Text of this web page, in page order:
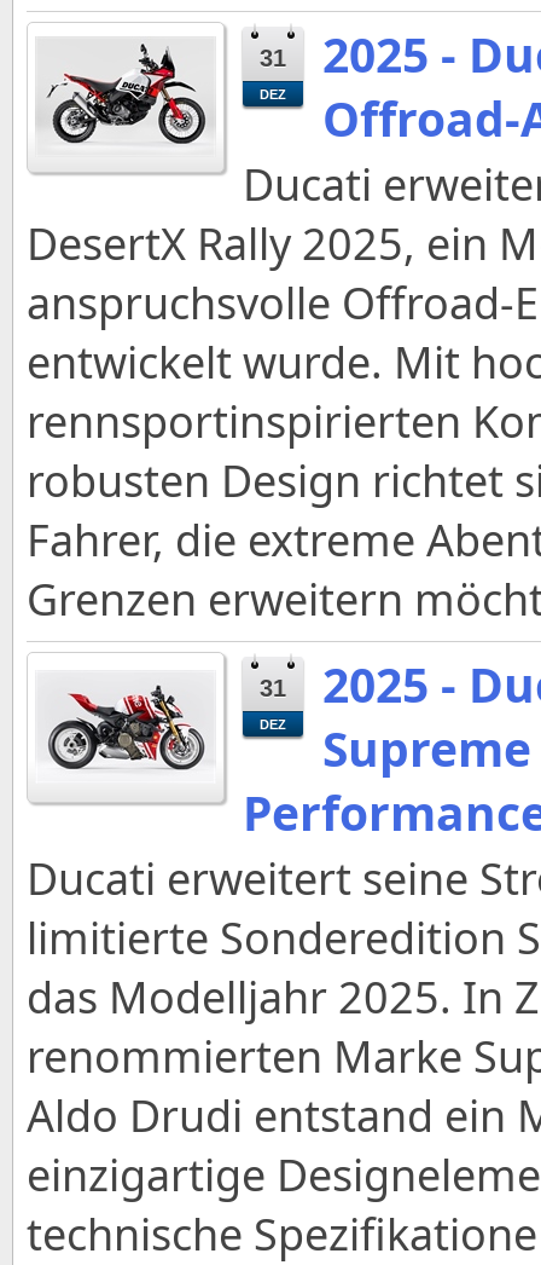
31
DEZ
2025 -
Offroad-
Ducati
DesertX Rally 2025, ein
anspruchsvolle Offroad-
entwickelt wurde. Mit
rennsportinspirierten
robusten Design richtet
Fahrer, die extreme
Grenzen erweitern
31
DEZ
2025 -
Ducati erweitert seine
limitierte Sonderedition
das Modelljahr 2025. In
renommierten Marke
Aldo Drudi entstand ein
einzigartige
technische